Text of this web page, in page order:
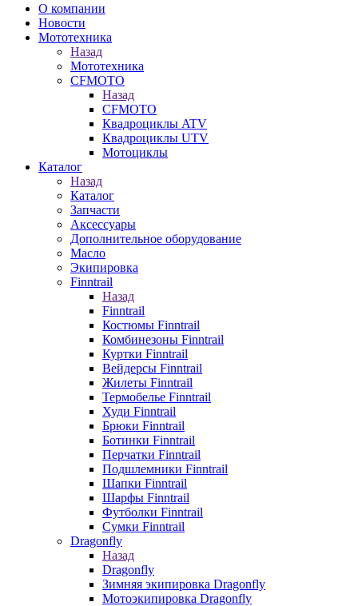
О компании
Новости
Мототехника
Назад
Мототехника
CFMOTO
Назад
CFMOTO
Квадроциклы ATV
Квадроциклы UTV
Мотоциклы
Каталог
Назад
Каталог
Запчасти
Аксессуары
Дополнительное оборудование
Масло
Экипировка
Finntrail
Назад
Finntrail
Костюмы Finntrail
Комбинезоны Finntrail
Куртки Finntrail
Вейдерсы Finntrail
Жилеты Finntrail
Термобелье Finntrail
Худи Finntrail
Брюки Finntrail
Ботинки Finntrail
Перчатки Finntrail
Подшлемники Finntrail
Шапки Finntrail
Шарфы Finntrail
Футболки Finntrail
Сумки Finntrail
Dragonfly
Назад
Dragonfly
Зимняя экипировка Dragonfly
Мотоэкипировка Dragonfly